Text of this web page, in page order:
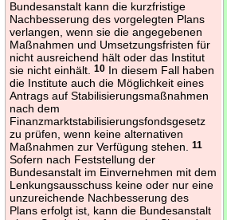
Bundesanstalt kann die kurzfristige
Nachbesserung des vorgelegten Plans
verlangen, wenn sie die angegebenen
Maßnahmen und Umsetzungsfristen für
nicht ausreichend hält oder das Institut
sie nicht einhält.10 In diesem Fall haben
die Institute auch die Möglichkeit eines
Antrags auf Stabilisierungsmaßnahmen
nach dem
Finanzmarktstabilisierungsfondsgesetz
zu prüfen, wenn keine alternativen
Maßnahmen zur Verfügung stehen.11
Sofern nach Feststellung der
Bundesanstalt im Einvernehmen mit dem
Lenkungsausschuss keine oder nur eine
unzureichende Nachbesserung des
Plans erfolgt ist, kann die Bundesanstalt